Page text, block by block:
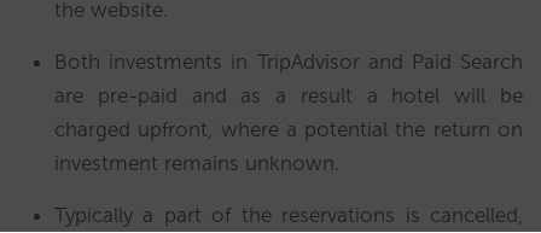
the website.
Both investments in TripAdvisor and Paid Search
are pre-paid and as a result a hotel will be
charged upfront, where a potential the return on
investment remains unknown.
Typically a part of the reservations is cancelled,